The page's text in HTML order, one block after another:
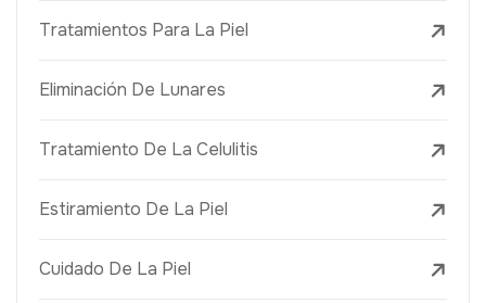
Tratamientos Para La Piel
Eliminación De Lunares
Tratamiento De La Celulitis
Estiramiento De La Piel
Cuidado De La Piel